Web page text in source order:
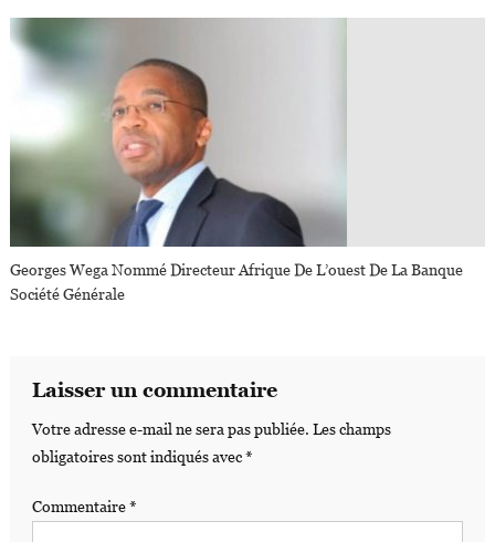
Georges Wega Nommé Directeur Afrique De L’ouest De La Banque
Société Générale
Laisser un commentaire
Votre adresse e-mail ne sera pas publiée. Les champs
obligatoires sont indiqués avec*
Commentaire*